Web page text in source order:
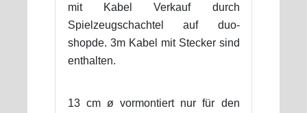
mit Kabel Verkauf durch
Spielzeugschachtel auf duo-
shopde. 3m Kabel mit Stecker sind
enthalten.
13 cm ø vormontiert nur für den